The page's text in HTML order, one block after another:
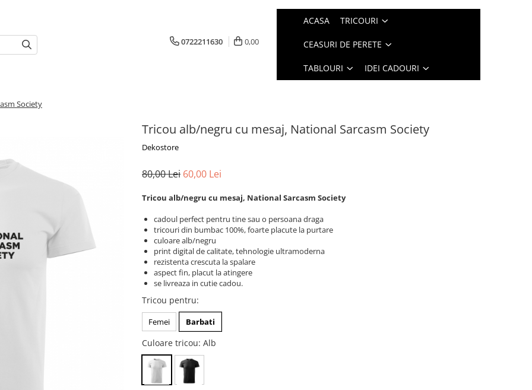
0722211630 0,00
ACASA TRICOURI
CEASURI DE PERETE
TABLOURI IDEI CADOURI
Society
Tricou alb/negru cu mesaj, National Sarcasm Society
Dekostore
80,00 Lei 60,00 Lei
Tricou alb/negru cu mesaj, National Sarcasm Society
cadoul perfect pentru tine sau o persoana draga
tricouri din bumbac 100%, foarte placute la purtare
culoare alb/negru
print digital de calitate, tehnologie ultramoderna
rezistenta crescuta la spalare
aspect fin, placut la atingere
se livreaza in cutie cadou.
Tricou pentru:
Femei Barbati
Culoare tricou: Alb